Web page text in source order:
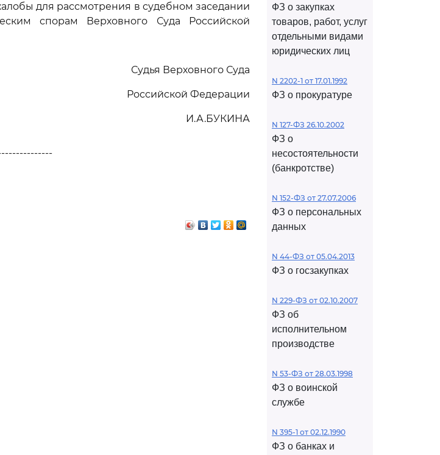
для рассмотрения в судебном заседании
спорам Верховного Суда Российской
Судья Верховного Суда
Российской Федерации
И.А.БУКИНА
ФЗ о закупках
товаров, работ, услуг
отдельными видами
юридических лиц
N 2202-1 от 17.01.1992
ФЗ о прокуратуре
N 127-ФЗ 26.10.2002
ФЗ о
несостоятельности
(банкротстве)
N 152-ФЗ от 27.07.2006
ФЗ о персональных
данных
N 44-ФЗ от 05.04.2013
ФЗ о госзакупках
N 229-ФЗ от 02.10.2007
ФЗ об
исполнительном
производстве
N 53-ФЗ от 28.03.1998
ФЗ о воинской
службе
N 395-1 от 02.12.1990
ФЗ о банках и